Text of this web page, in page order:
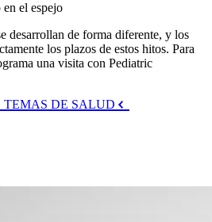
el espejo
desarrollan de forma diferente, y los
los plazos de estos hitos. Para
una visita con Pediatric
TEMAS DE SALUD